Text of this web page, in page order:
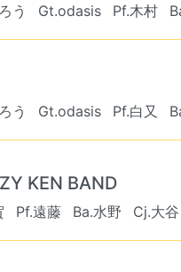
う Gt.odasis Pf.木村
う Gt.odasis Pf.白又
KEN BAND
Pf.遠藤 Ba.水野 Cj.大谷